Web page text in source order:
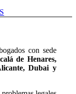
con sede
de Henares,
Dubai y